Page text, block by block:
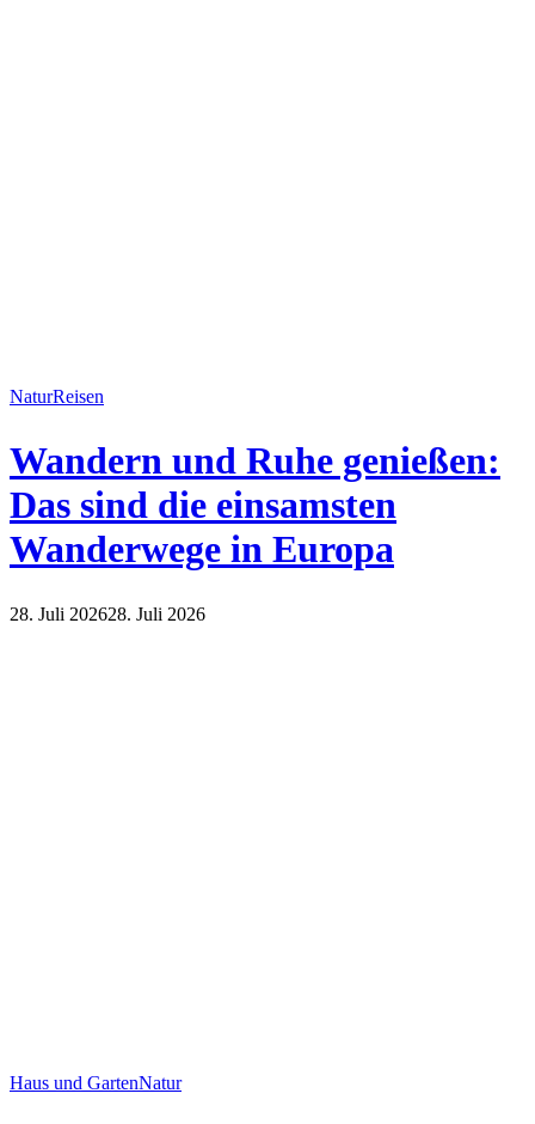
NaturReisen
Wandern und Ruhe genießen:
Das sind die einsamsten
Wanderwege in Europa
28. Juli 202628. Juli 2026
Haus und GartenNatur